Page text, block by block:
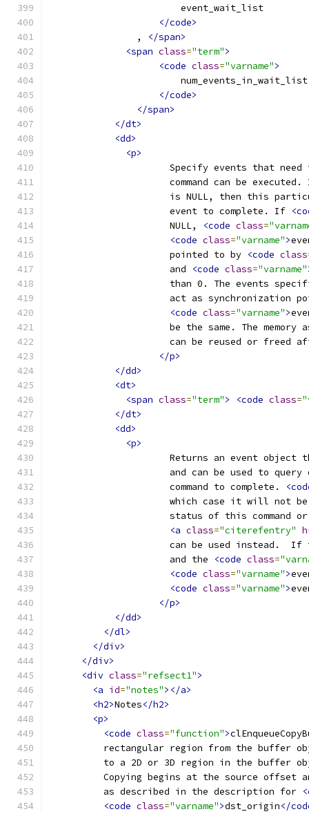
                        event_wait_list
</code>
                ,
</span>
<span class="term">
<code class="varname">
                        num_events_in_wait_list
</code>
</span>
</dt>
<dd>
<p>
Specify events that need
command can be
is NULL, then this
                      event to complete. If
                      NULL,
<code class=
<code class="varname">
                      pointed to by
<code class
                      and
<code class="varname"
than 0. The events
act as synchronization
<code class="varname">
be the same. The memory
can be reused or freed
</p>
</dd>
<dt>
<span class="term"> <code class=
</dt>
<dd>
<p>
Returns an event object
and can be used to query
                      command to complete.
which case it will not
status of this command
<a class="citerefentry"
can be used instead.
                      and the
<code class=
<code class="varname">
<code class="varname">
</p>
</dd>
</dl>
</div>
</div>
<div class="refsect1">
<a id="notes"></a>
<h2>Notes</h2>
<p>
<code class="function">
rectangular region from the buffer
to a 2D or 3D region in the buffer
Copying begins at the source offset
          as described in the description for
<code class="varname">dst_origin</